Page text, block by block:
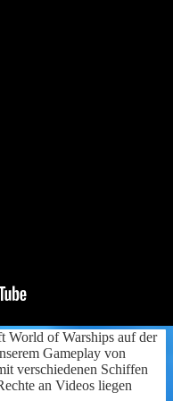
World of Warships auf der
Gameplay von
verschiedenen Schiffen
an Videos liegen